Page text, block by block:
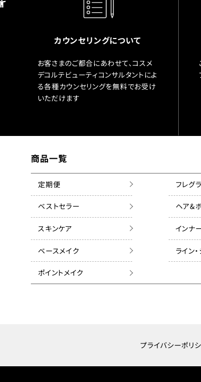
カウンセリングについて
お客さまのご都合にあわせて、コスメ
デコルテビューティコンサルタントによ
る各種カウンセリングを無料でお受け
いただけます
商品一覧
定期便
ベストセラー
スキンケア
ベースメイク
ポイントメイク
フレグ
ヘア&
インナ
ライン
プライバシーポリ